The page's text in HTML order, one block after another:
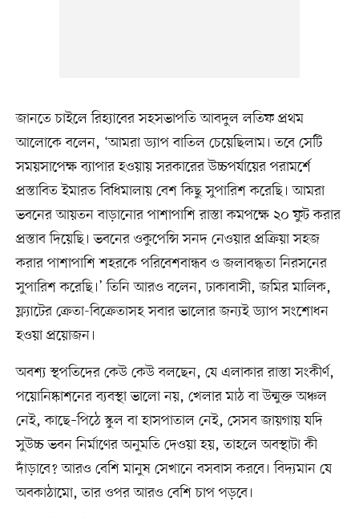
জানতে চাইলে রিহ্যাবের সহসভাপতি আবদুল লতিফ প্রথম
আলোকে বলেন, ‘আমরা ড্যাপ বাতিল চেয়েছিলাম। তবে সেটি
সময়সাপেক্ষ ব্যাপার হওয়ায় সরকারের উচ্চপর্যায়ের পরামর্শে
প্রস্তাবিত ইমারত বিধিমালায় বেশ কিছু সুপারিশ করেছি। আমরা
ভবনের আয়তন বাড়ানোর পাশাপাশি রাস্তা কমপক্ষে ২০ ফুট করার
প্রস্তাব দিয়েছি। ভবনের ওকুপেন্সি সনদ নেওয়ার প্রক্রিয়া সহজ
করার পাশাপাশি শহরকে পরিবেশবান্ধব ও জলাবদ্ধতা নিরসনের
সুপারিশ করেছি।’ তিনি আরও বলেন, ঢাকাবাসী, জমির মালিক,
ফ্ল্যাটের ক্রেতা-বিক্রেতাসহ সবার ভালোর জন্যই ড্যাপ সংশোধন
হওয়া প্রয়োজন।
অবশ্য স্থপতিদের কেউ কেউ বলছেন, যে এলাকার রাস্তা সংকীর্ণ,
পয়োনিষ্কাশনের ব্যবস্থা ভালো নয়, খেলার মাঠ বা উন্মুক্ত অঞ্চল
নেই, কাছে–পিঠে স্কুল বা হাসপাতাল নেই, সেসব জায়গায় যদি
সুউচ্চ ভবন নির্মাণের অনুমতি দেওয়া হয়, তাহলে অবস্থাটা কী
দাঁড়াবে? আরও বেশি মানুষ সেখানে বসবাস করবে। বিদ্যমান যে
অবকাঠামো, তার ওপর আরও বেশি চাপ পড়বে।